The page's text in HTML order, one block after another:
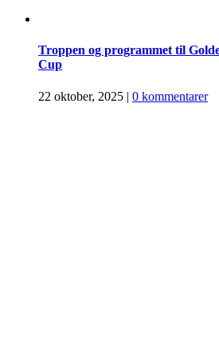
Troppen og programmet til
Cup
22 oktober, 2025 | 0 kommentarer